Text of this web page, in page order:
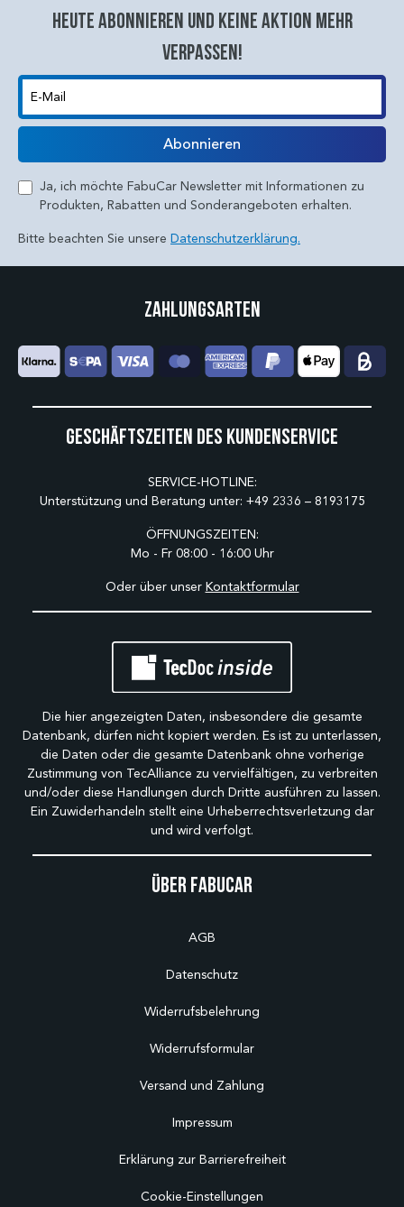
Heute abonnieren und keine aktion mehr
verpassen!
E-Mail
Abonnieren
Ja, ich möchte FabuCar Newsletter mit Informationen zu
Produkten, Rabatten und Sonderangeboten erhalten.
Bitte beachten Sie unsere Datenschutzerklärung.
Über Fabucar
AGB
Datenschutz
Widerrufsbelehrung
Widerrufsformular
Versand und Zahlung
Impressum
Erklärung zur Barrierefreiheit
Cookie-Einstellungen
Geschäftszeiten des Kundenservice
SERVICE-HOTLINE:
Unterstützung und Beratung unter: +49 2336 – 8193175
ÖFFNUNGSZEITEN:
Mo - Fr 08:00 - 16:00 Uhr
Oder über unser Kontaktformular
Zahlungsarten
Die hier angezeigten Daten, insbesondere die gesamte
Datenbank, dürfen nicht kopiert werden. Es ist zu unterlassen,
die Daten oder die gesamte Datenbank ohne vorherige
Zustimmung von TecAlliance zu vervielfältigen, zu verbreiten
und/oder diese Handlungen durch Dritte ausführen zu lassen.
Ein Zuwiderhandeln stellt eine Urheberrechtsverletzung dar
und wird verfolgt.